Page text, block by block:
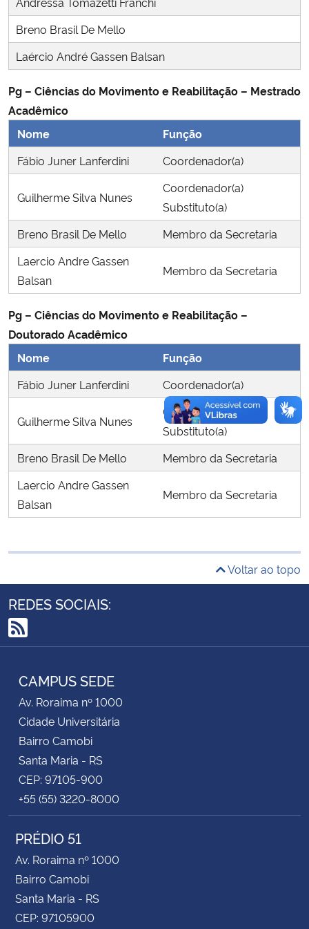
Ministério de Minas e Energia
Ministério da Ciência, Tecnologia, Inovações e Comunicações
Ministério do Meio Ambiente
Ministério do Turismo
Ministério do Desenvolvimento Regional
Controladoria-Geral da União
Secretaria-Geral
Banco Central do Brasil
Breno Brasil De Mello
Laércio André Gassen Balsan
Pg – Ciências do Movimento e Reabilitação – Mestrado
Acadêmico
Nome
Função
Fábio Juner Lanferdini
Coordenador(a)
Guilherme Silva Nunes
Coordenador(a)
Substituto(a)
Breno Brasil De Mello
Membro da Secretaria
Laercio Andre Gassen
Balsan
Membro da Secretaria
Pg – Ciências do Movimento e Reabilitação –
Doutorado Acadêmico
Nome
Função
Fábio Juner Lanferdini
Coordenador(a)
Guilherme Silva Nunes
Coordenador(a)
Substituto(a)
Breno Brasil De Mello
Membro da Secretaria
Laercio Andre Gassen
Balsan
Membro da Secretaria
Voltar ao topo
REDES SOCIAIS:
RSS
CAMPUS SEDE
Av. Roraima nº 1000
Cidade Universitária
Bairro Camobi
Santa Maria - RS
CEP: 97105-900
+55 (55) 3220-8000
PRÉDIO 51
Av. Roraima nº 1000
Bairro Camobi
Santa Maria - RS
CEP: 97105900